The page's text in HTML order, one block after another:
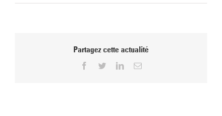
Partagez cette actualité
Facebook
TwitterLinkedInEmail